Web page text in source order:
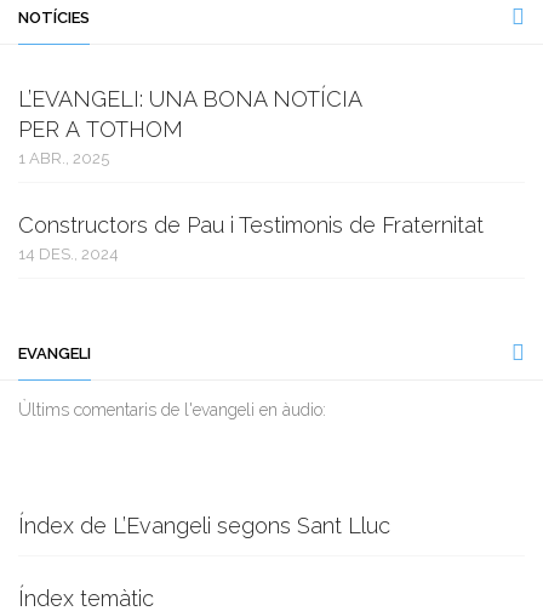
NOTÍCIES
L’EVANGELI: UNA BONA NOTÍCIA
PER A TOTHOM
1 ABR., 2025
Constructors de Pau i Testimonis de Fraternitat
14 DES., 2024
EVANGELI
Ùltims comentaris de l'evangeli en àudio:
Índex de L’Evangeli segons Sant Lluc
Índex temàtic